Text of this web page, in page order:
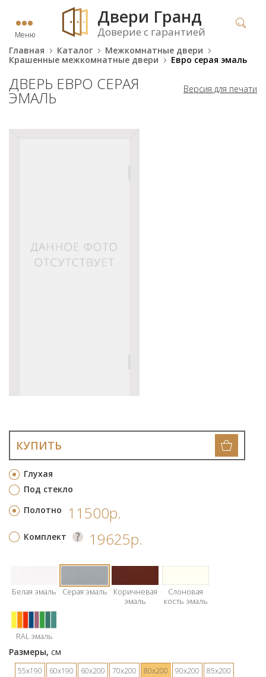
Меню
Двери Гранд
Доверие с гарантией
Главная Каталог
Межкомнатные двери
Крашенные межкомнатные двери
Евро серая эмаль
Версия для печати
ДВЕРЬ ЕВРО СЕРАЯ
ЭМАЛЬ
Глухая
Под стекло
КУПИТЬ
Полотно 11500р.
Комплект 19625р.
Белая эмаль Серая эмаль
Коричневая
эмаль
Слоновая
кость эмаль
RAL эмаль
Размеры, см
55х190 60х190 60х200 70х200 80х200 90х200
85х200